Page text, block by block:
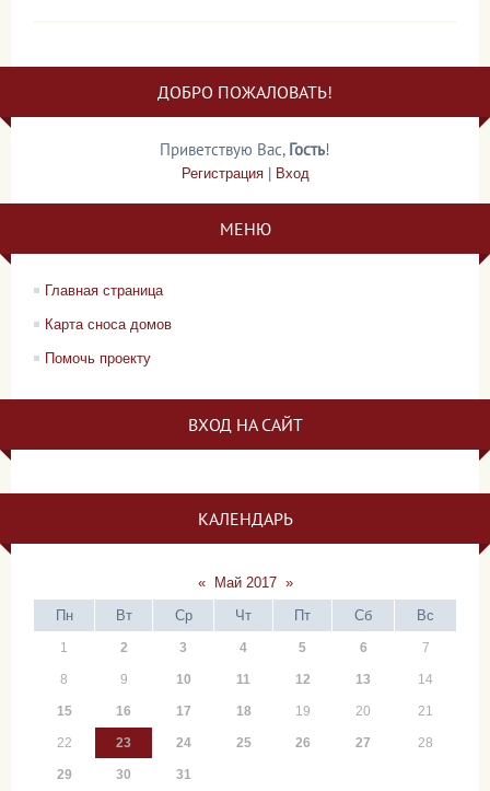
ДОБРО ПОЖАЛОВАТЬ!
Приветствую Вас, Гость!
Регистрация| Вход
МЕНЮ
Главная страница
Карта сноса домов
Помочь проекту
ВХОД НА САЙТ
КАЛЕНДАРЬ
« Май 2017 »
Пн
Вт Ср Чт Пт Сб Вс
1 2 3 4 5 6 7
8 9 10 11 12 13 14
15 16 17 18 19 20 21
22 23 24 25 26 27 28
29 30 31